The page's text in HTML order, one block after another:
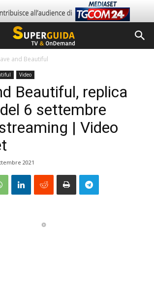
and Beautiful
Video
Beautiful, replica
6 settembre
| Video
2021